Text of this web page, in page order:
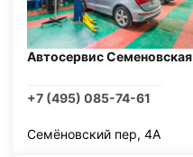
Автосервис Семеновская
+7 (495) 085-74-61
Семёновский пер, 4А